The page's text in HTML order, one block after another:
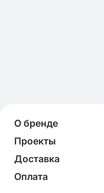
О бренде
Проекты
Доставка
Оплата